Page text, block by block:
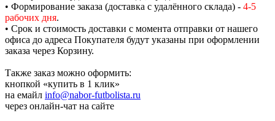
• Формирование заказа (доставка с удалённого склада) - 4-5
рабочих дня.
• Срок и стоимость доставки с момента отправки от нашего
офиса до адреса Покупателя будут указаны при оформлении
заказа через Корзину.
Также заказ можно оформить:
кнопкой «купить в 1 клик»
на емайл info@nabor-futbolista.ru
через онлайн-чат на сайте